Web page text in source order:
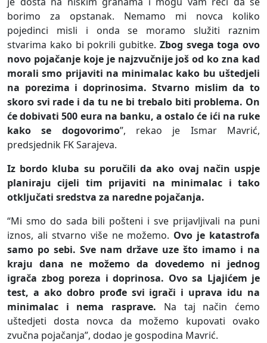
borimo za opstanak. Nemamo mi novca koliko
pojedinci misli i onda se moramo služiti raznim
stvarima kako bi pokrili gubitke. Zbog svega toga ovo
novo pojačanje koje je najzvučnije još od ko zna kad
morali smo prijaviti na minimalac kako bu uštedjeli
na porezima i doprinosima. Stvarno mislim da to
skoro svi rade i da tu ne bi trebalo biti problema. On
će dobivati 500 eura na banku, a ostalo će ići na ruke
kako se dogovorimo”, rekao je Ismar Mavrić,
predsjednik FK Sarajeva.
Iz bordo kluba su poručili da ako ovaj način uspje
planiraju cijeli tim prijaviti na minimalac i tako
otključati sredstva za naredne pojačanja.
“Mi smo do sada bili pošteni i sve prijavljivali na puni
iznos, ali stvarno više ne možemo. Ovo je katastrofa
samo po sebi. Sve nam države uze što imamo i na
kraju dana ne možemo da dovedemo ni jednog
igrača zbog poreza i doprinosa. Ovo sa Ljajićem je
test, a ako dobro prođe svi igrači i uprava idu na
minimalac i nema rasprave. Na taj način ćemo
uštedjeti dosta novca da možemo kupovati ovako
zvučna pojačanja”, dodao je gospodina Mavrić.